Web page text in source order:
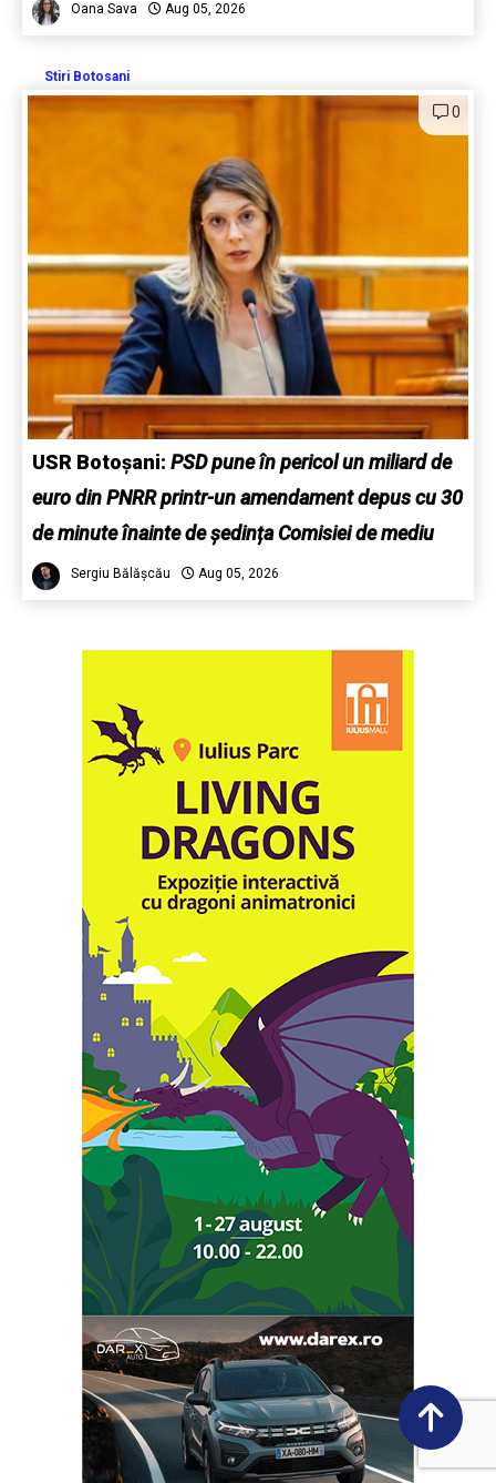
Oana Sava Aug 05, 2026
Stiri Botosani
0
USR Botoșani: PSD pune în pericol un miliard de
euro din PNRR printr-un amendament depus cu 30
de minute înainte de ședința Comisiei de mediu
Sergiu Bălășcău Aug 05, 2026